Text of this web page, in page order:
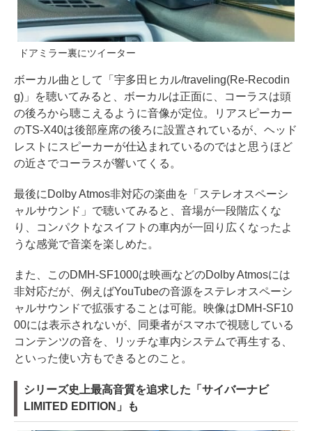
ドアミラー裏にツイーター
ボーカル曲として「宇多田ヒカル/traveling(Re-Recodin
g)」を聴いてみると、ボーカルは正面に、コーラスは頭
の後ろから聴こえるように音像が定位。リアスピーカー
のTS-X40は後部座席の後ろに設置されているが、ヘッド
レストにスピーカーが仕込まれているのではと思うほど
の近さでコーラスが響いてくる。
最後にDolby Atmos非対応の楽曲を「ステレオスペーシ
ャルサウンド」で聴いてみると、音場が一段階広くな
り、コンパクトなスイフトの車内が一回り広くなったよ
うな感覚で音楽を楽しめた。
また、このDMH-SF1000は映画などのDolby Atmosには
非対応だが、例えばYouTubeの音源をステレオスペーシ
ャルサウンドで拡張することは可能。映像はDMH-SF10
00には表示されないが、同乗者がスマホで視聴している
コンテンツの音を、リッチな車内システムで再生する、
といった使い方もできるとのこと。
シリーズ史上最高音質を追求した「サイバーナビ
LIMITED EDITION」も